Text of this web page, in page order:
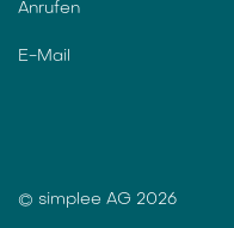
Anrufen
E-Mail
© simplee AG 2026